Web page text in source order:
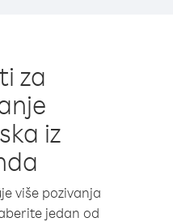
za
iz
više pozivanja
jedan od